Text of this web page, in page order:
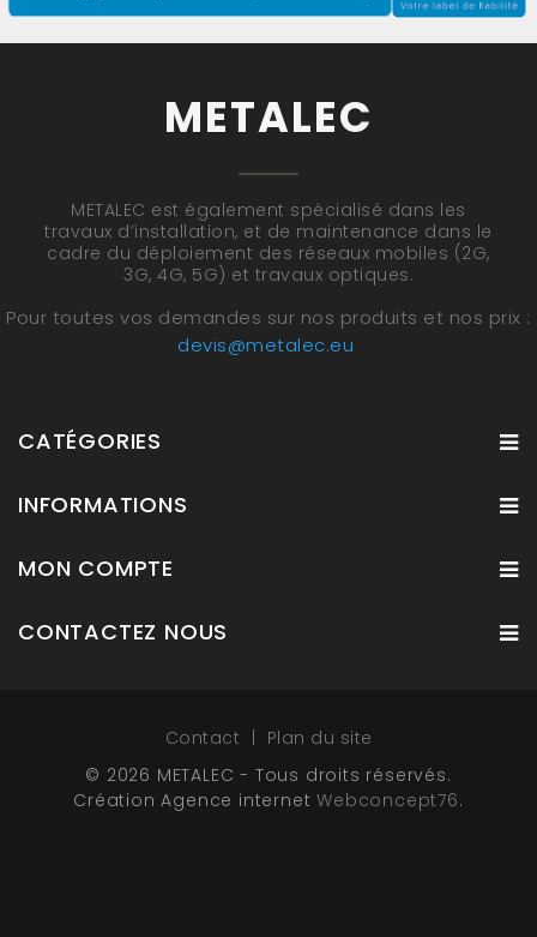
METALEC
METALEC est également spécialisé dans les
travaux d’installation, et de maintenance dans le
cadre du déploiement des réseaux mobiles (2G,
3G, 4G, 5G) et travaux optiques.
Pour toutes vos demandes sur nos produits et nos prix :
devis@metalec.eu
CATÉGORIES
INFORMATIONS
MON COMPTE
CONTACTEZ NOUS
Contact
Plan du site
© 2026 METALEC - Tous droits réservés.
Création Agence internetWebconcept76.